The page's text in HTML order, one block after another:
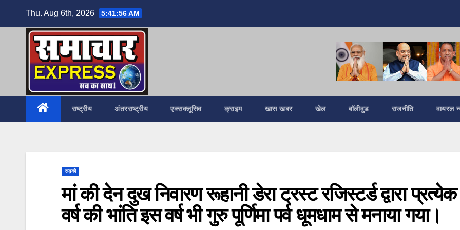
Thu. Aug 6th, 2026 5:41:57 AM
राष्ट्रीय अंतरराष्ट्रीय एक्सक्लूसिव क्राइम खास खबर खेल बॉलीवुड राजनीति वायरल
रूड़की
मां की देन दुख निवारण रूहानी डेरा ट्रस्ट रजिस्टर्ड द्वारा प्रत्येक
वर्ष की भांति इस वर्ष भी गुरु पूर्णिमा पर्व धूमधाम से मनाया गया।